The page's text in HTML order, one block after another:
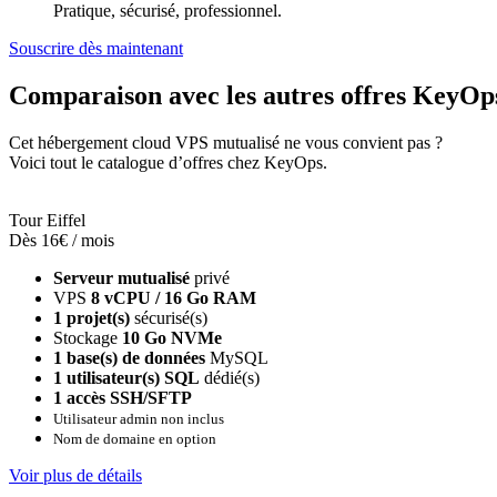
Pratique, sécurisé, professionnel.
Souscrire dès maintenant
Comparaison avec les autres offres
Cet hébergement cloud VPS mutualisé ne vous convient pas ?
Voici tout le catalogue d’offres chez KeyOps.
Tour Eiffel
Dès 16€ / mois
Serveur mutualisé privé
VPS 8 vCPU / 16 Go RAM
1 projet(s) sécurisé(s)
Stockage 10 Go NVMe
1 base(s) de données MySQL
1 utilisateur(s) SQL dédié(s)
1 accès SSH/SFTP
Utilisateur admin non inclus
Nom de domaine en option
Voir plus de détails